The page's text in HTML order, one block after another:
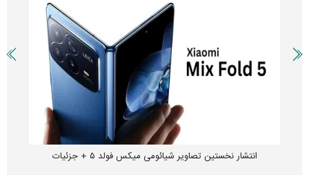
انتشار نخستین تصاویر شیائومی میکس فولد ۵ + جزئیات